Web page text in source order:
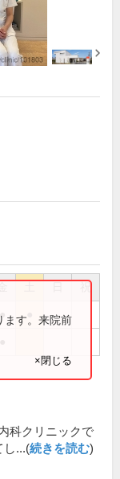
祝
●ます。来院前
×閉じる
科クリニックで
し...(続きを読む)